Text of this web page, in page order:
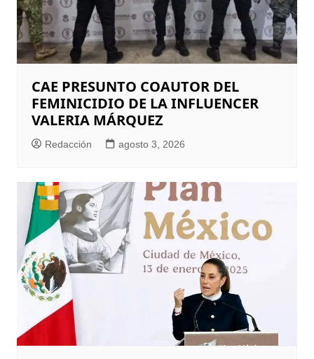
CAE PRESUNTO COAUTOR DEL
FEMINICIDIO DE LA INFLUENCER
VALERIA MÁRQUEZ
Redacción agosto 3, 2026